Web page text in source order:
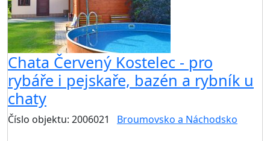
Chata Červený Kostelec - pro
rybáře i pejskaře, bazén a rybník u
chaty
Číslo objektu: 2006021 Broumovsko a Náchodsko